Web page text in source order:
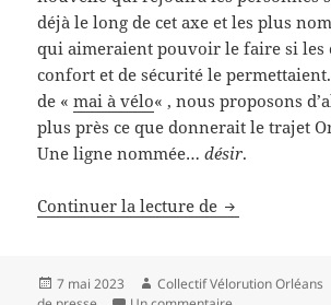
déjà le long de cet axe et les plus
qui aimeraient pouvoir le faire si les
confort et de sécurité le
de «mai à vélo« , nous proposons
plus près ce que donnerait le trajet
Une ligne nommée…désir.
Continuer la lecture de Voici la
Publié
7 mai 2023 Auteur
Collectif Vélorution Orléans